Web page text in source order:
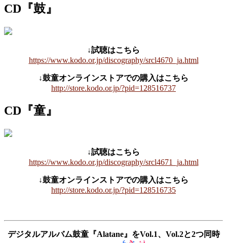
CD『鼓』
↓試聴はこちら
https://www.kodo.or.jp/discography/srcl4670_ja.html
↓鼓童オンラインストアでの購入はこちら
http://store.kodo.or.jp/?pid=128516737
CD『童』
↓試聴はこちら
https://www.kodo.or.jp/discography/srcl4671_ja.html
↓鼓童オンラインストアでの購入はこちら
http://store.kodo.or.jp/?pid=128516735
デジタルアルバム鼓童『Alatane』をVol.1、Vol.2と2つ同時